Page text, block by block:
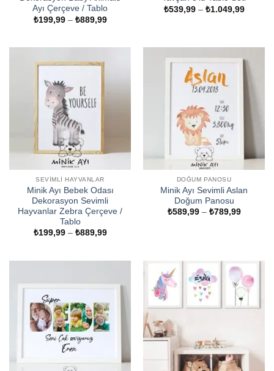
Ayı Çerçeve / Tablo
₺199,99 – ₺889,99Fiyat
₺539,99 – ₺1.049,99Fiyat
SEVIMLI HAYVANLAR
Minik Ayı Bebek Odası
Dekorasyon Sevimli
Hayvanlar Zebra Çerçeve /
Tablo
₺199,99 – ₺889,99Fiyat
DOĞUM PANOSU
Minik Ayı Sevimli Aslan
Doğum Panosu
₺589,99 – ₺789,99Fiyat